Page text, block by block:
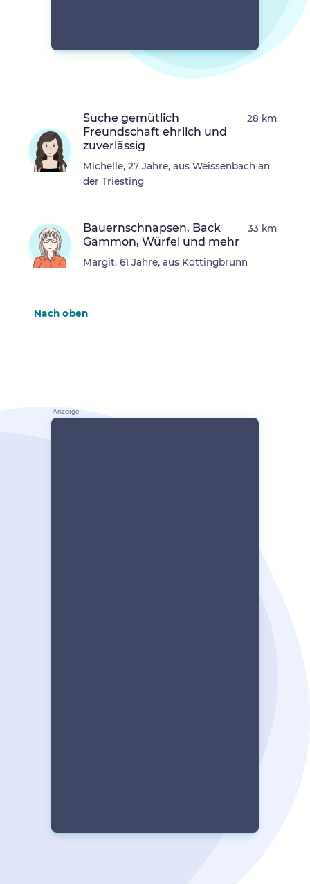
Suche gemütlich
Freundschaft ehrlich und
zuverlässig
Michelle, 27 Jahre, aus Weissenbach an
der Triesting
28 km
Bauernschnapsen, Back
Gammon, Würfel und mehr
Margit, 61 Jahre, aus Kottingbrunn
33 km
Nach oben